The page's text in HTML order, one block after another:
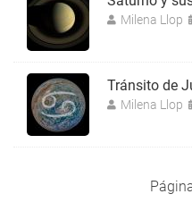
Milena Llop
Tránsito de
Milena Llop